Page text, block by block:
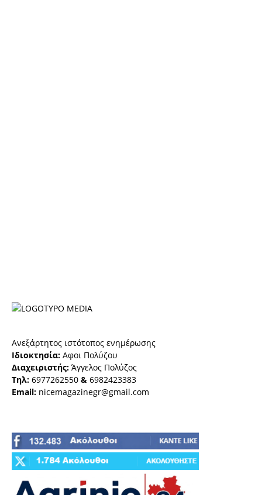
Ανεξάρτητος ιστότοπος ενημέρωσης
Ιδιοκτησία: Αφοι Πολύζου
Διαχειριστής: Άγγελος Πολύζος
Τηλ: 6977262550 & 6982423383
Email: nicemagazinegr@gmail.com